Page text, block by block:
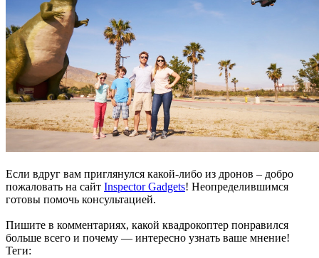
Если вдруг вам приглянулся какой-либо из дронов – добро
пожаловать на сайт Inspector Gadgets! Неопределившимся
готовы помочь консультацией.
Пишите в комментариях, какой квадрокоптер понравился
больше всего и почему — интересно узнать ваше мнение!
Теги: